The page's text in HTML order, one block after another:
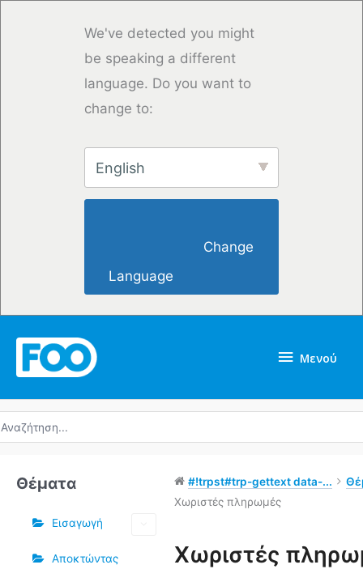
We've detected you might
be speaking a different
language. Do you want to
change to:
English
Language
Μενού
Θέματα
Εισαγωγή
Αποκτώντας
#!trpst#trp-gettext data-...
Χωριστές πληρωμές
Χωριστές
Ετικέτες